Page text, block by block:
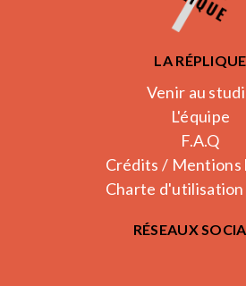
LA RÉPLIQUE
Venir au
L'équipe
F.A.Q
Crédits / Mentions
Charte d'utilisation
RÉSEAUX